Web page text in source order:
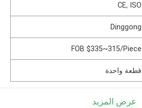
CE, ISO
Dinggong
FOB $335~315/Piece
قطعة واحدة
عرض المزيد